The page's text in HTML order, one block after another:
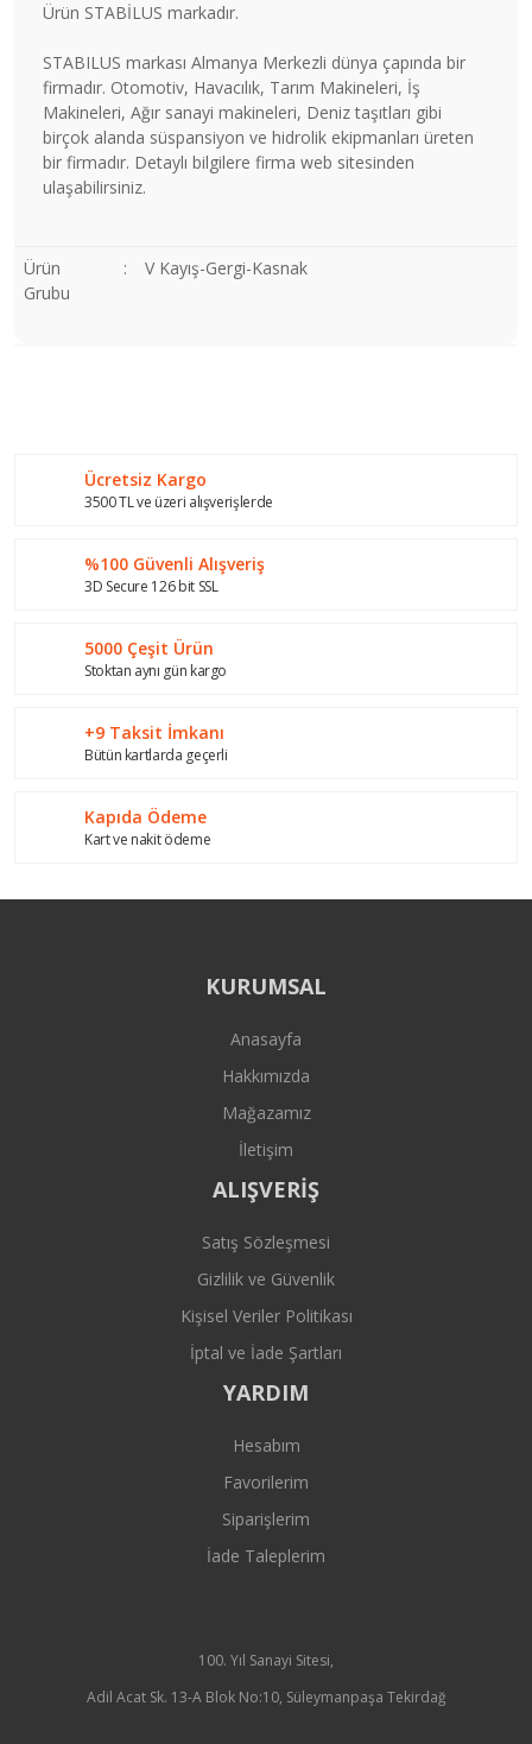
Ürün STABİLUS markadır.
STABILUS markası Almanya Merkezli dünya çapında bir
firmadır. Otomotiv, Havacılık, Tarım Makineleri, İş
Makineleri, Ağır sanayi makineleri, Deniz taşıtları gibi
birçok alanda süspansiyon ve hidrolik ekipmanları üreten
bir firmadır. Detaylı bilgilere firma web sitesinden
ulaşabilirsiniz.
Ürün
Grubu
: V Kayış-Gergi-Kasnak
Ürün resmi kalitesiz, bozuk veya görüntülenemiyor.
Ürün bilgilerinde hatalar bulunuyor.
Bu ürüne benzer farklı alternatifler olmalı.
Ücretsiz Kargo
3500 TL ve üzeri alışverişlerde
%100 Güvenli Alışveriş
3D Secure 126 bit SSL
5000 Çeşit Ürün
Stoktan aynı gün kargo
+9 Taksit İmkanı
Bütün kartlarda geçerli
Kapıda Ödeme
Kart ve nakit ödeme
KURUMSAL
Anasayfa
Hakkımızda
Mağazamız
İletişim
ALIŞVERİŞ
Satış Sözleşmesi
Gizlilik ve Güvenlik
Kişisel Veriler Politikası
İptal ve İade Şartları
YARDIM
Hesabım
Favorilerim
Siparişlerim
İade Taleplerim
100. Yıl Sanayi Sitesi,
Adil Acat Sk. 13-A Blok No:10, Süleymanpaşa Tekirdağ